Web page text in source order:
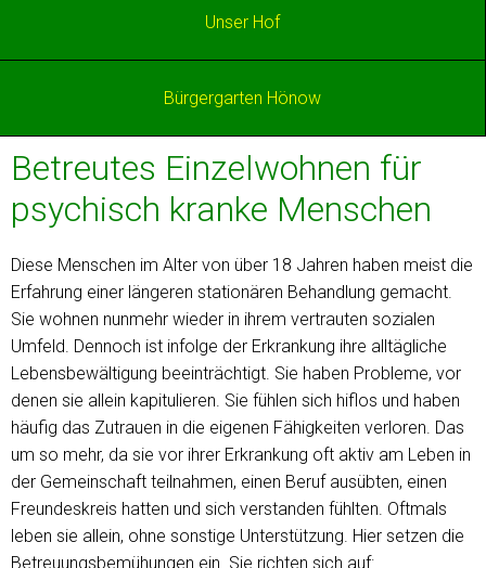
Unser Hof
Bürgergarten Hönow
Betreutes Einzelwohnen für
psychisch kranke Menschen
Diese Menschen im Alter von über 18 Jahren haben meist die
Erfahrung einer längeren stationären Behandlung gemacht.
Sie wohnen nunmehr wieder in ihrem vertrauten sozialen
Umfeld. Dennoch ist infolge der Erkrankung ihre alltägliche
Lebensbewältigung beeinträchtigt. Sie haben Probleme, vor
denen sie allein kapitulieren. Sie fühlen sich hiflos und haben
häufig das Zutrauen in die eigenen Fähigkeiten verloren. Das
um so mehr, da sie vor ihrer Erkrankung oft aktiv am Leben in
der Gemeinschaft teilnahmen, einen Beruf ausübten, einen
Freundeskreis hatten und sich verstanden fühlten. Oftmals
leben sie allein, ohne sonstige Unterstützung. Hier setzen die
Betreuungsbemühungen ein. Sie richten sich auf: